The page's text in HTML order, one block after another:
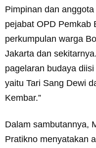
Pimpinan dan
pejabat OPD Pemkab
perkumpulan warga
Jakarta dan
pagelaran budaya
yaitu Tari Sang Dewi
Kembar.”
Dalam sambutannya,
Pratikno menyatakan